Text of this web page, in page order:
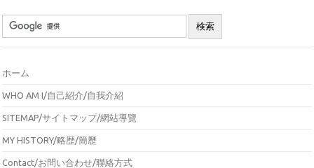
ホーム
WHO AM I/自己紹介/自我介紹
SITEMAP/サイトマップ/網站導覽
MY HISTORY/略歴/簡歷
Contact/お問い合わせ/聯絡方式